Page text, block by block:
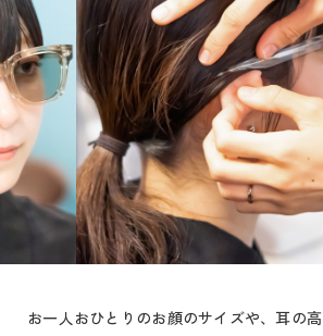
お一人おひとりのお顔のサイズや、耳の